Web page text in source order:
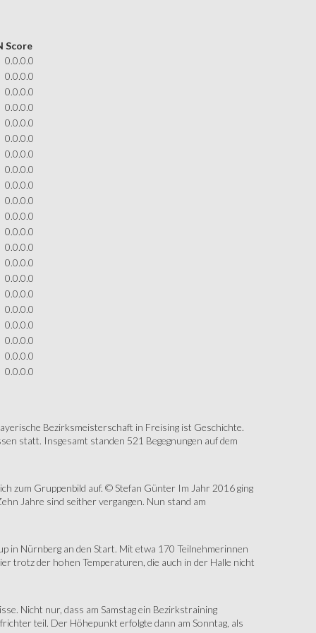
Score
0.0.0.0
0.0.0.0
0.0.0.0
0.0.0.0
0.0.0.0
0.0.0.0
0.0.0.0
0.0.0.0
0.0.0.0
0.0.0.0
0.0.0.0
0.0.0.0
0.0.0.0
0.0.0.0
0.0.0.0
0.0.0.0
0.0.0.0
0.0.0.0
0.0.0.0
0.0.0.0
0.0.0.0
Bezirksmeisterschaft in Freising ist Geschichte.
statt. Insgesamt standen 521 Begegnungen auf dem
zum Gruppenbild auf. © Stefan Günter Im Jahr 2016 ging
Jahre sind seither vergangen. Nun stand am
in Nürnberg an den Start. Mit etwa 170 Teilnehmerinnen
trotz der hohen Temperaturen, die auch in der Halle nicht
Nicht nur, dass am Samstag ein Bezirkstraining
teil. Der Höhepunkt erfolgte dann am Sonntag, als